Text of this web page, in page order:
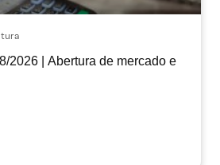
2026 | Abertura de mercado e